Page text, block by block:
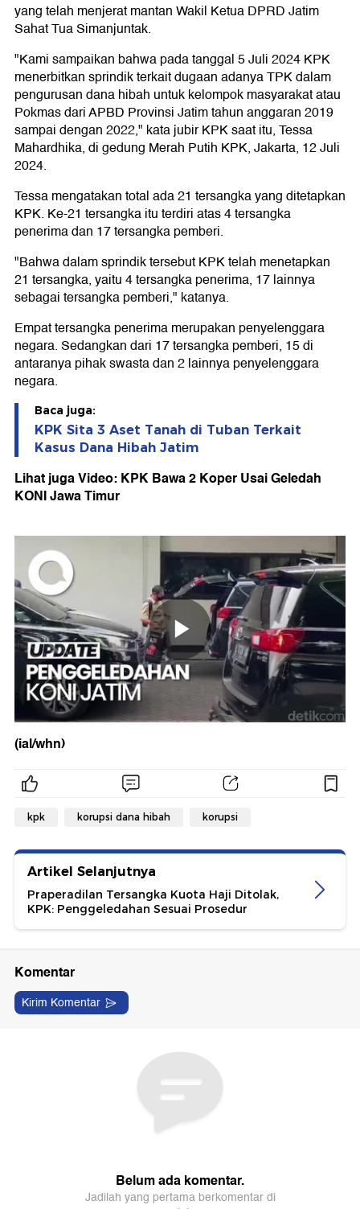
yang telah menjerat mantan Wakil Ketua DPRD Jatim
Sahat Tua Simanjuntak.
"Kami sampaikan bahwa pada tanggal 5 Juli 2024 KPK
menerbitkan sprindik terkait dugaan adanya TPK dalam
pengurusan dana hibah untuk kelompok masyarakat atau
Pokmas dari APBD Provinsi Jatim tahun anggaran 2019
sampai dengan 2022," kata jubir KPK saat itu, Tessa
Mahardhika, di gedung Merah Putih KPK, Jakarta, 12 Juli
2024.
Tessa mengatakan total ada 21 tersangka yang ditetapkan
KPK. Ke-21 tersangka itu terdiri atas 4 tersangka
penerima dan 17 tersangka pemberi.
"Bahwa dalam sprindik tersebut KPK telah menetapkan
21 tersangka, yaitu 4 tersangka penerima, 17 lainnya
sebagai tersangka pemberi," katanya.
Empat tersangka penerima merupakan penyelenggara
negara. Sedangkan dari 17 tersangka pemberi, 15 di
antaranya pihak swasta dan 2 lainnya penyelenggara
negara.
Baca juga:
KPK Sita 3 Aset Tanah di Tuban Terkait
Kasus Dana Hibah Jatim
Lihat juga Video: KPK Bawa 2 Koper Usai Geledah
KONI Jawa Timur
(ial/whn)
kpk korupsi dana hibah korupsi
Artikel Selanjutnya
Praperadilan Tersangka Kuota Haji Ditolak,
KPK: Penggeledahan Sesuai Prosedur